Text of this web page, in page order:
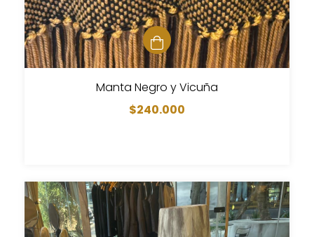
Manta Negro y Vicuña
$240.000